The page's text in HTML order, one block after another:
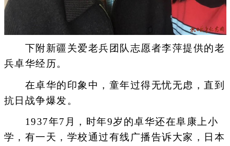
下附新疆关爱老兵团队志愿者李萍提供的老
兵卓华经历。
在卓华的印象中，童年过得无忧无虑，直到
抗日战争爆发。
1937年7月，时年9岁的卓华还在阜康上小
学，有一天，学校通过有线广播告诉大家，日本